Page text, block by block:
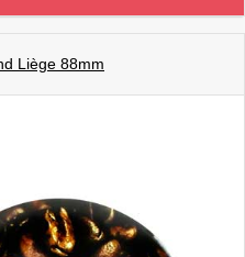
Liège 88mm